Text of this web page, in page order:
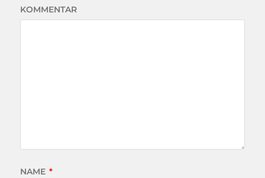
KOMMENTAR
NAME *